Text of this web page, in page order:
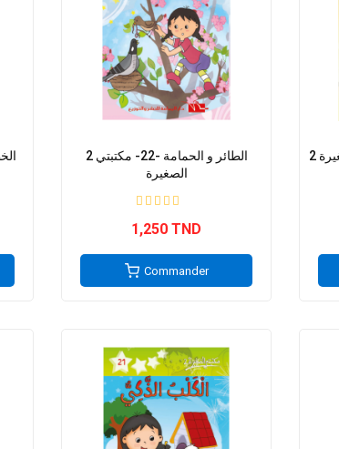
2 الطائر و الحمامة -22- مكتبتي
الصغيرة
1,250 TND
Commander